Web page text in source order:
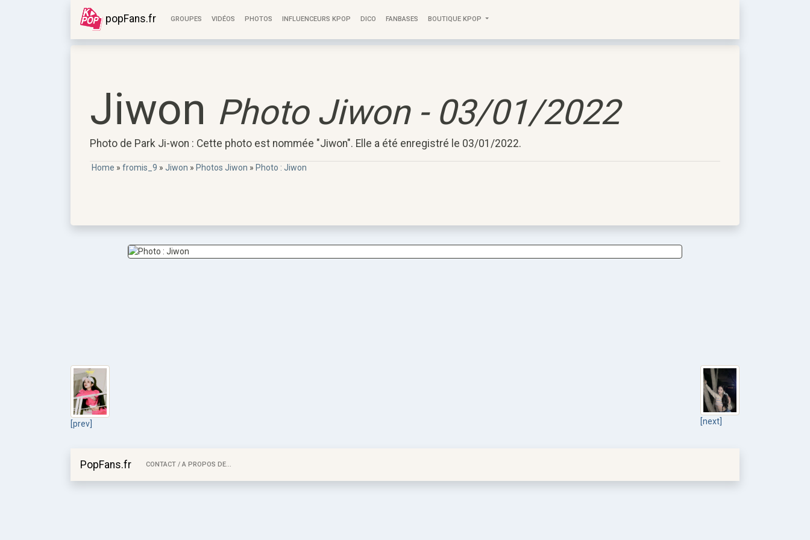
popFans.fr GROUPES VIDÉOS PHOTOS INFLUENCEURS KPOP DICO FANBASES BOUTIQUE KPOP
Jiwon Photo Jiwon - 03/01/2022
Photo de Park Ji-won : Cette photo est nommée "Jiwon". Elle a été enregistré le 03/01/2022.
Home » fromis_9 » Jiwon » Photos Jiwon » Photo : Jiwon
[prev] [next]
PopFans.fr CONTACT / A PROPOS DE...